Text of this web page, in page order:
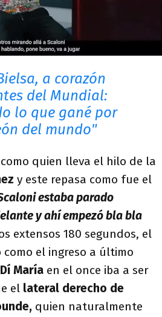
a corazón
del Mundial:
lo que gané por
del mundo"
quien lleva el hilo de la
y este repasa como fue el
estaba parado
y ahí empezó bla bla
extensos 180 segundos, el
como el ingreso a último
María en el once iba a ser
el lateral derecho de
quien naturalmente